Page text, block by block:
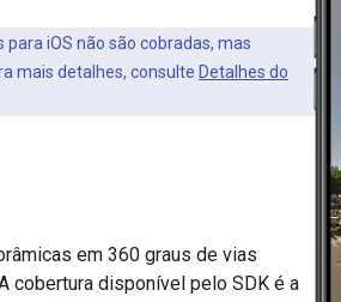
para iOS não são cobradas, mas
mais detalhes, consulte Detalhes do
em 360 graus de vias
cobertura disponível pelo SDK é a